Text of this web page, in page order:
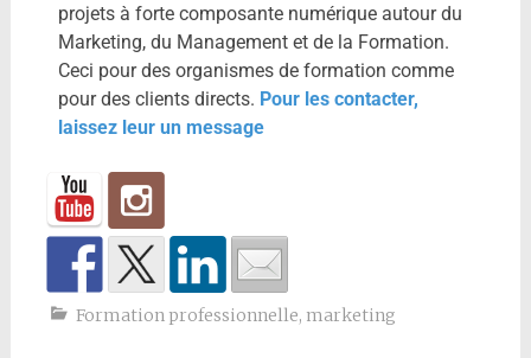
projets à forte composante numérique autour du
Marketing, du Management et de la Formation.
Ceci pour des organismes de formation comme
pour des clients directs. Pour les contacter,
laissez leur un message
Formation professionnelle, marketing